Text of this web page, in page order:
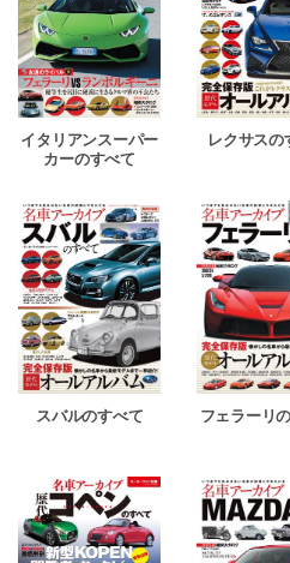
イタリアンスーパー
カーのすべて
レクサスの
スバルのすべて フェラーリ